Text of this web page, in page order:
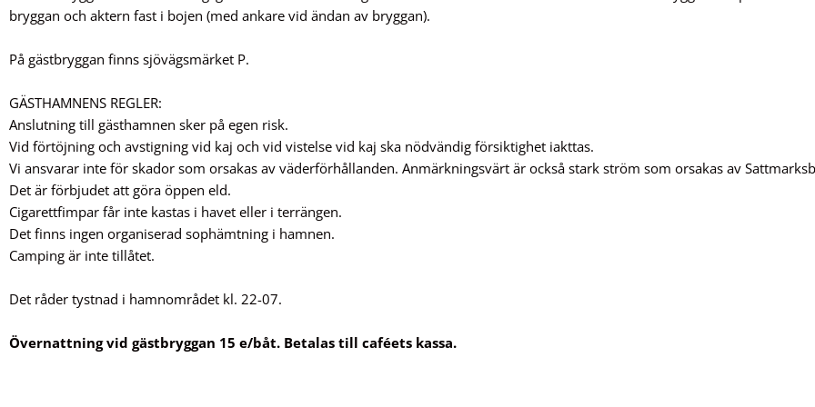
bryggan och aktern fast i bojen (med ankare vid ändan av bryggan).
På gästbryggan finns sjövägsmärket P.
GÄSTHAMNENS REGLER:
Anslutning till gästhamnen sker på egen risk.
Vid förtöjning och avstigning vid kaj och vid vistelse vid kaj ska nödvändig försiktighet iakttas.
Vi ansvarar inte för skador som orsakas av väderförhållanden. Anmärkningsvärt är också stark ström som orsakas av
Det är förbjudet att göra öppen eld.
Cigarettfimpar får inte kastas i havet eller i terrängen.
Det finns ingen organiserad sophämtning i hamnen.
Camping är inte tillåtet.
Det råder tystnad i hamnområdet kl. 22-07.
Övernattning vid gästbryggan 15 e/båt. Betalas till caféets kassa.